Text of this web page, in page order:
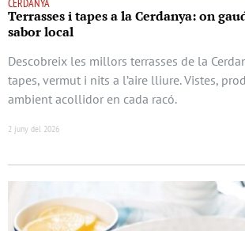
CERDANYA
Terrasses i tapes a la Cerdanya: on
sabor local
Descobreix les millors terrasses de la
tapes, vermut i nits a l’aire lliure. Vistes,
ambient acollidor en cada racó.
2 juny del 2026